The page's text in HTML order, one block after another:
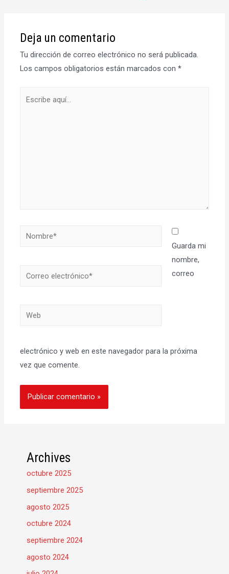
Deja un comentario
Tu dirección de correo electrónico no será publicada.
Los campos obligatorios están marcados con*
Nombre*
Correo
Web
Guarda mi
nombre,
correo
electrónico y web en este navegador para la próxima
vez que comente.
Archives
octubre 2025
septiembre 2025
agosto 2025
octubre 2024
septiembre 2024
agosto 2024